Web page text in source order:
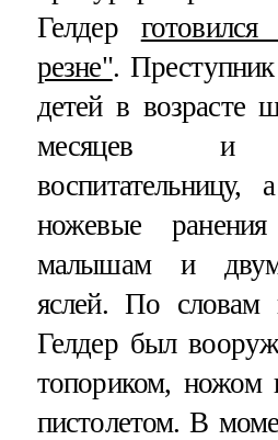
Гелдер
резне". Преступник
детей в возрасте
месяцев и
воспитательницу,
ножевые
малышам и двум
яслей. По словам
Гелдер был
топориком,
пистолетом. В